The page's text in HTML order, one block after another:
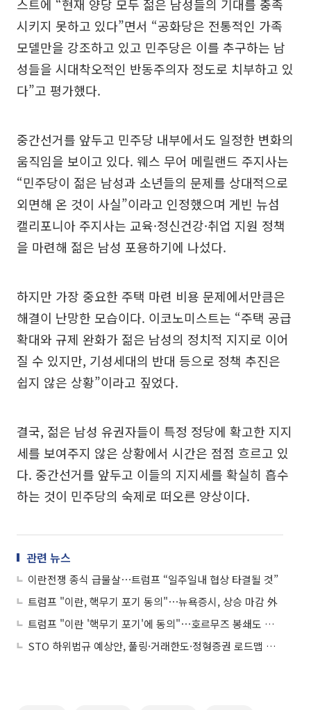
스트에 “현재 양당 모두 젊은 남성들의 기대를 충족
시키지 못하고 있다”면서 “공화당은 전통적인 가족
모델만을 강조하고 있고 민주당은 이를 추구하는 남
성들을 시대착오적인 반동주의자 정도로 치부하고 있
다”고 평가했다.
중간선거를 앞두고 민주당 내부에서도 일정한 변화의
움직임을 보이고 있다. 웨스 무어 메릴랜드 주지사는
“민주당이 젊은 남성과 소년들의 문제를 상대적으로
외면해 온 것이 사실”이라고 인정했으며 게빈 뉴섬
캘리포니아 주지사는 교육·정신건강·취업 지원 정책
을 마련해 젊은 남성 포용하기에 나섰다.
하지만 가장 중요한 주택 마련 비용 문제에서만큼은
해결이 난망한 모습이다. 이코노미스트는 “주택 공급
확대와 규제 완화가 젊은 남성의 정치적 지지로 이어
질 수 있지만, 기성세대의 반대 등으로 정책 추진은
쉽지 않은 상황”이라고 짚었다.
결국, 젊은 남성 유권자들이 특정 정당에 확고한 지지
세를 보여주지 않은 상황에서 시간은 점점 흐르고 있
다. 중간선거를 앞두고 이들의 지지세를 확실히 흡수
하는 것이 민주당의 숙제로 떠오른 양상이다.
관련 뉴스
이란전쟁 종식 급물살⋯트럼프 “일주일내 협상 타결될 것”
트럼프 "이란, 핵무기 포기 동의"⋯뉴욕증시, 상승 마감 外
트럼프 "이란 '핵무기 포기'에 동의"⋯호르무즈 봉쇄도 점진적 해제
STO 하위법규 예상안, 풀링·거래한도·정형증권 로드맵 제시